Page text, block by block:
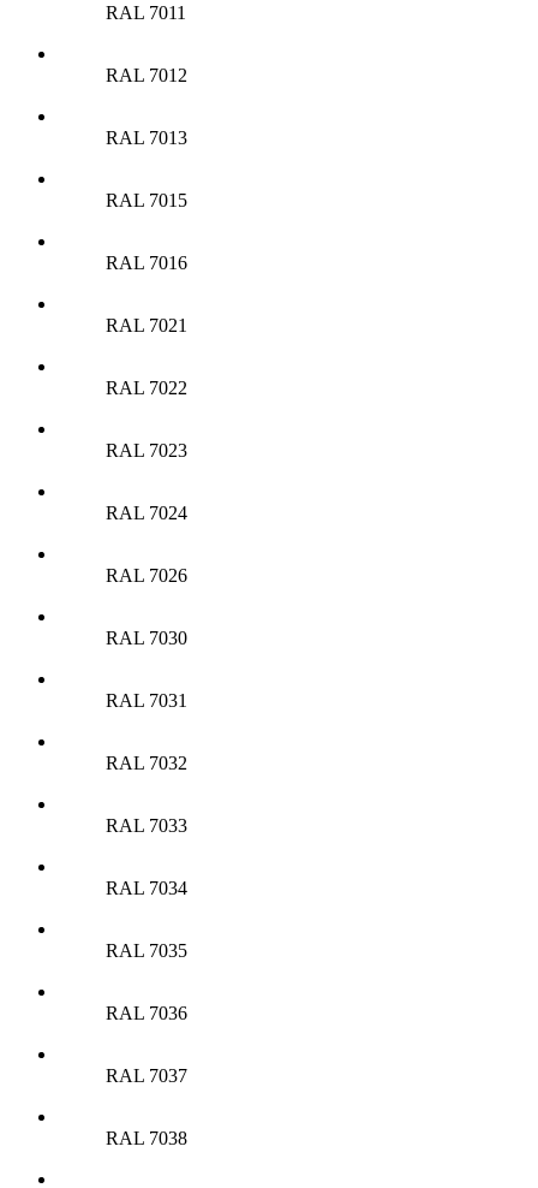
RAL 7011
RAL 7012
RAL 7013
RAL 7015
RAL 7016
RAL 7021
RAL 7022
RAL 7023
RAL 7024
RAL 7026
RAL 7030
RAL 7031
RAL 7032
RAL 7033
RAL 7034
RAL 7035
RAL 7036
RAL 7037
RAL 7038